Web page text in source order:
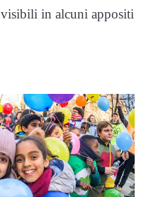
visibili in alcuni appositi